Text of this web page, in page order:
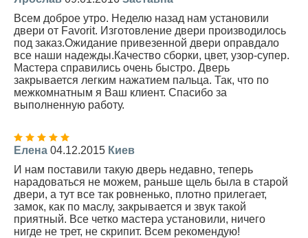
Всем доброе утро. Неделю назад нам установили
двери от Favorit. Изготовление двери производилось
под заказ.Ожидание привезенной двери оправдало
все наши надежды.Качество сборки, цвет, узор-супер.
Мастера справились очень быстро. Дверь
закрывается легким нажатием пальца. Так, что по
межкомнатным я Ваш клиент. Спасибо за
выполненную работу.
Елена 04.12.2015 Киев
И нам поставили такую дверь недавно, теперь
нарадоваться не можем, раньше щель была в старой
двери, а тут все так ровненько, плотно прилегает,
замок, как по маслу, закрывается и звук такой
приятный. Все четко мастера установили, ничего
нигде не трет, не скрипит. Всем рекомендую!